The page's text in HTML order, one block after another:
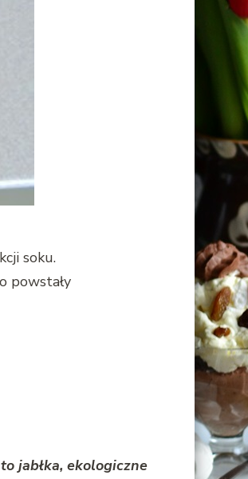
soku.
powstały
jabłka, ekologiczne